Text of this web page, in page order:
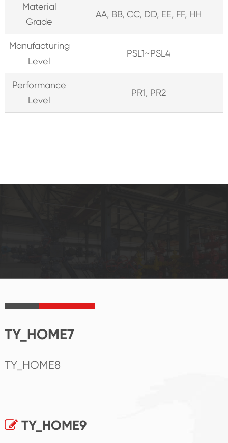
Material
Grade
AA, BB, CC, DD, EE, FF, HH
Manufacturing
Level
PSL1~PSL4
Performance
Level
PR1, PR2
TY_HOME7
TY_HOME8
TY_HOME9